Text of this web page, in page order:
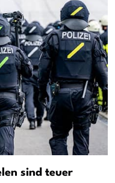
sind teuer